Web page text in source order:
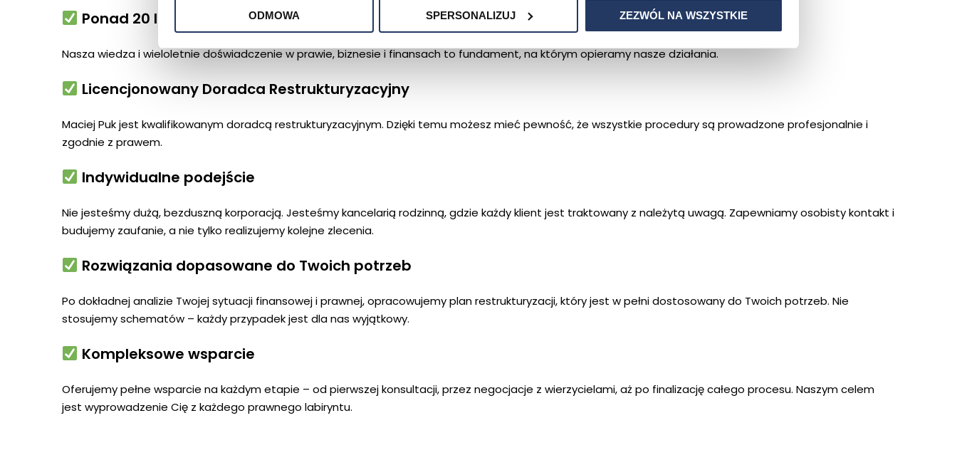
ODMOWA SPERSONALIZUJ ZEZWÓL NA WSZYSTKIE
Ponad 20 lat doświadczenia
Nasza wiedza i wieloletnie doświadczenie w prawie, biznesie i finansach to fundament, na którym opieramy nasze działania.
Licencjonowany Doradca Restrukturyzacyjny
Maciej Puk jest kwalifikowanym doradcą restrukturyzacyjnym. Dzięki temu możesz mieć pewność, że wszystkie procedury są prowadzone profesjonalnie i
zgodnie z prawem.
Indywidualne podejście
Nie jesteśmy dużą, bezduszną korporacją. Jesteśmy kancelarią rodzinną, gdzie każdy klient jest traktowany z należytą uwagą. Zapewniamy osobisty kontakt i
budujemy zaufanie, a nie tylko realizujemy kolejne zlecenia.
Rozwiązania dopasowane do Twoich potrzeb
Po dokładnej analizie Twojej sytuacji finansowej i prawnej, opracowujemy plan restrukturyzacji, który jest w pełni dostosowany do Twoich potrzeb. Nie
stosujemy schematów – każdy przypadek jest dla nas wyjątkowy.
Kompleksowe wsparcie
Oferujemy pełne wsparcie na każdym etapie – od pierwszej konsultacji, przez negocjacje z wierzycielami, aż po finalizację całego procesu. Naszym celem
jest wyprowadzenie Cię z każdego prawnego labiryntu.